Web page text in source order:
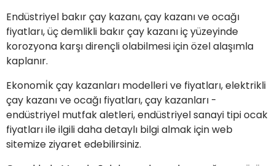
Endüstriyel bakır çay kazanı, çay kazanı ve ocağı
fiyatları, üç demlikli bakır çay kazanı iç yüzeyinde
korozyona karşı dirençli olabilmesi için özel alaşımla
kaplanır.
Ekonomi̇k çay kazanları modelleri ve fiyatları, elektrikli
çay kazanı ve ocağı fiyatları, çay kazanları -
endüstriyel mutfak aletleri, endüstriyel sanayi tipi ocak
fiyatları ile ilgili daha detaylı bilgi almak için web
sitemize ziyaret edebilirsiniz.